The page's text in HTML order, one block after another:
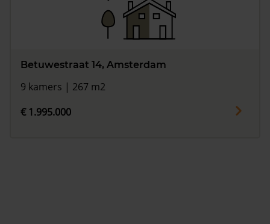
Betuwestraat 14, Amsterdam
9 kamers | 267 m2
€ 1.995.000